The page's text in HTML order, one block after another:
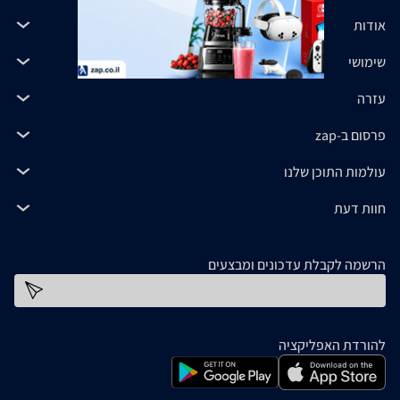
אודות
שימושי
עזרה
פרסום ב-zap
עולמות התוכן שלנו
חוות דעת
הרשמה לקבלת עדכונים ומבצעים
להורדת האפליקציה